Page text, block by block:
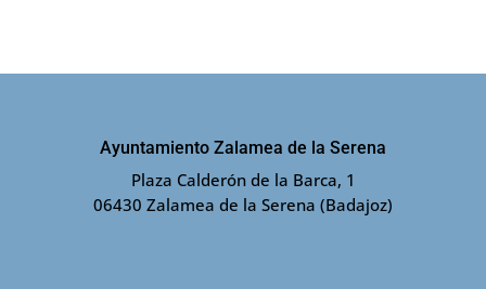
Ayuntamiento Zalamea de la Serena
Plaza Calderón de la Barca, 1
06430 Zalamea de la Serena (Badajoz)